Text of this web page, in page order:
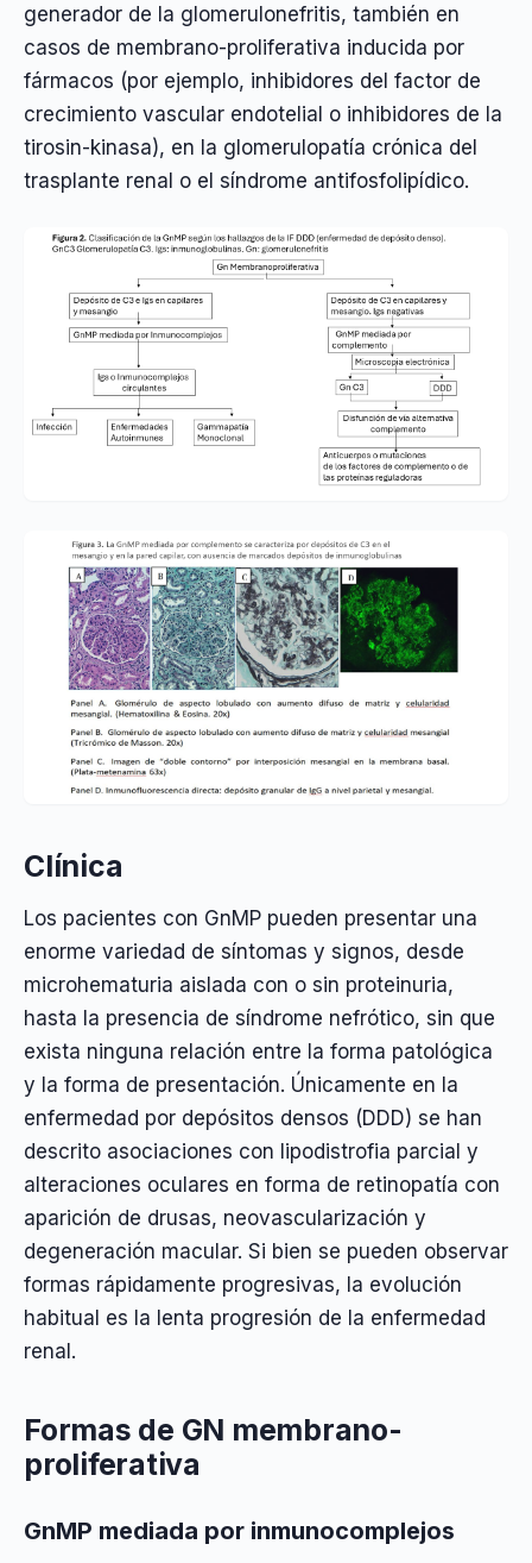
generador de la glomerulonefritis, también en
casos de membrano-proliferativa inducida por
fármacos (por ejemplo, inhibidores del factor de
crecimiento vascular endotelial o inhibidores de la
tirosin-kinasa), en la glomerulopatía crónica del
trasplante renal o el síndrome antifosfolipídico.
Clínica
Los pacientes con GnMP pueden presentar una
enorme variedad de síntomas y signos, desde
microhematuria aislada con o sin proteinuria,
hasta la presencia de síndrome nefrótico, sin que
exista ninguna relación entre la forma patológica
y la forma de presentación. Únicamente en la
enfermedad por depósitos densos (DDD) se han
descrito asociaciones con lipodistrofia parcial y
alteraciones oculares en forma de retinopatía con
aparición de drusas, neovascularización y
degeneración macular. Si bien se pueden observar
formas rápidamente progresivas, la evolución
habitual es la lenta progresión de la enfermedad
renal.
Formas de GN membrano-
proliferativa
GnMP mediada por inmunocomplejos